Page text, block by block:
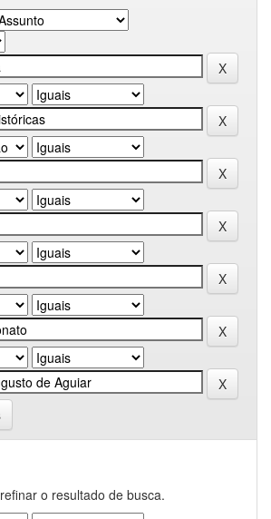
o resultado de busca.